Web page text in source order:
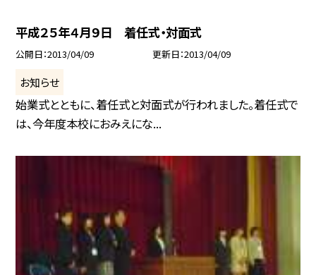
平成２５年４月９日 着任式・対面式
公開日 2013/04/09 更新日 2013/04/09
お知らせ
始業式とともに、着任式と対面式が行われました。着任式で
は、今年度本校におみえにな...